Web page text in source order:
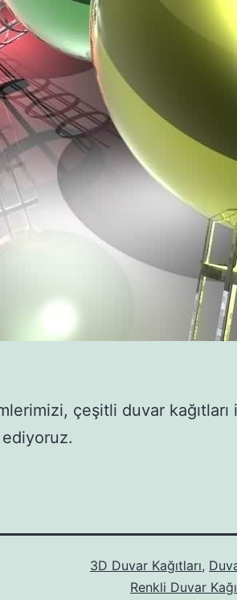
çeşitli duvar kağıtları
3D Duvar Kağıtları,
Renkli Duvar